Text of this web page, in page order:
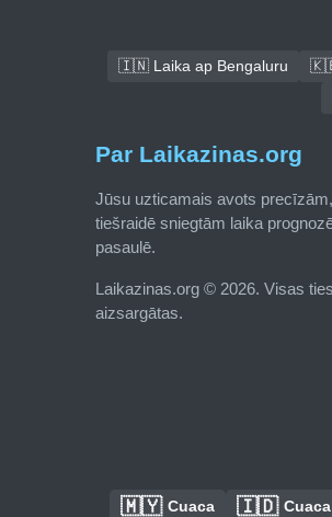
🇮🇳 Laika ap Bengaluru 🇰🇪
Par Laikazinas.org
Jūsu uzticamais avots precīzām,
tiešraidē sniegtām laika
pasaulē.
Laikazinas.org © 2026. Visas
aizsargātas.
🇲🇾 Cuaca 🇮🇩 Cuaca